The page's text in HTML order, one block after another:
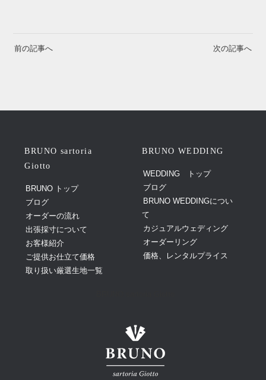
前の記事へ 次の記事へ
BRUNO sartoria
Giotto
BRUNO トップ
ブログ
オーダーの流れ
出張採寸について
お客様紹介
ご提供お仕立て価格
取り扱い厳選生地一覧
BRUNO WEDDING
WEDDING トップ
ブログ
BRUNO WEDDINGについ
て
カジュアルウェディング
オーダーリング
価格、レンタルプライス